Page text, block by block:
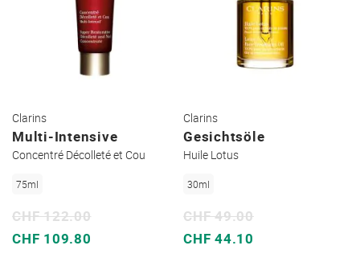
Clarins
Multi-Intensive
Concentré Décolleté et Cou
75ml
Sonderpreis
CHF 109.80
CHF 122.00
Clarins
Gesichtsöle
Huile Lotus
30ml
Sonderpreis
CHF 44.10
CHF 49.00